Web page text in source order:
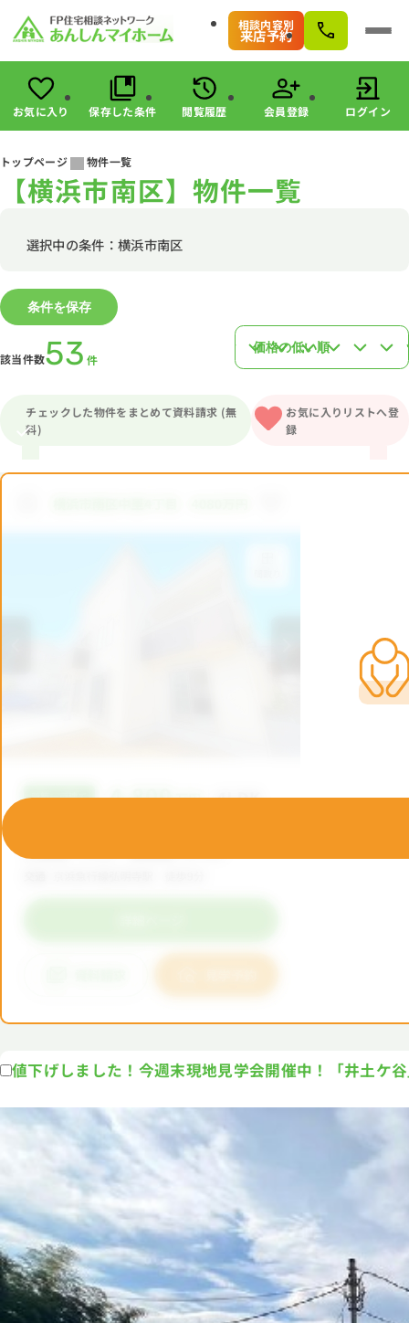
相談内容別
来店予約
会員登録 ログイン
物件検索
エリアから探す
未公開物件の探し方
すまいのお金に関する8つのサービス
マンガで分かる！住宅購入
会社情報
来店予約
お気に入り 保存した条件 閲覧履歴 会員登録 ログイン
トップページ 物件一覧
【横浜市南区】物件一覧
選択中の条件：横浜市南区
条件を保存
該当件数53 件
チェックした物件をまとめて資料請求 (無
料)
お気に入りリストへ登
録
値下げしました！今週末現地見学会開催中！「井土